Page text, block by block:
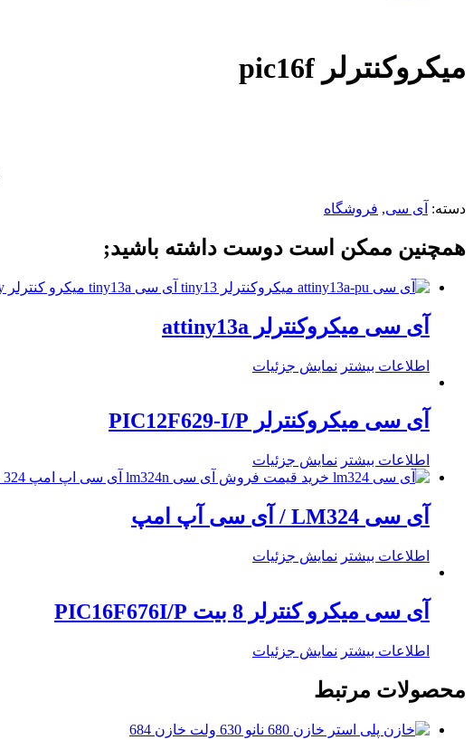
میکروکنترلر pic16f
دسته: آی سی, فروشگاه
همچنین ممکن است دوست داشته باشید;
آی سی میکروکنترلر attiny13a
اطلاعات بیشتر نمایش جزئیات
آی سی میکروکنترلر PIC12F629-I/P
اطلاعات بیشتر نمایش جزئیات
آی سی LM324 / آی سی آپ امپ
اطلاعات بیشتر نمایش جزئیات
آی سی میکرو کنترلر 8 بیت PIC16F676I/P
اطلاعات بیشتر نمایش جزئیات
محصولات مرتبط